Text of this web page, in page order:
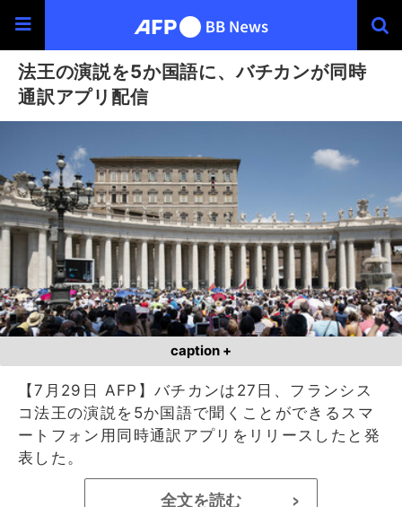
法王の演説を5か国語に、バチカンが同時
通訳アプリ配信
caption +
【7月29日 AFP】バチカンは27日、フランシス
コ法王の演説を5か国語で聞くことができるスマ
ートフォン用同時通訳アプリをリリースしたと発
表した。
全文を読む >